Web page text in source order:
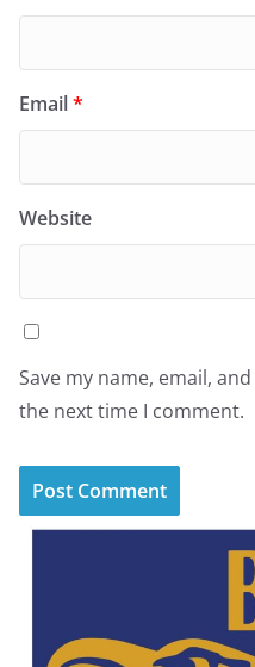
Email*
Website
Save my name, email,
the next time I comment.